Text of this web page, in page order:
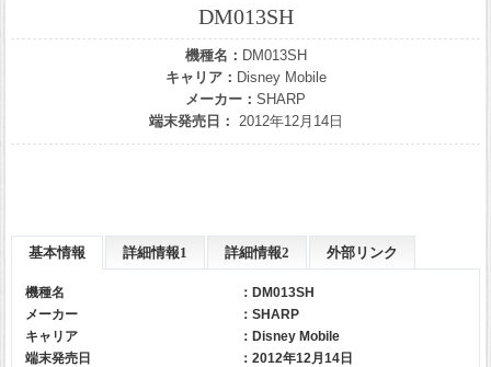
DM013SH
機種名： DM013SH
キャリア： Disney Mobile
メーカー： SHARP
端末発売日： 2012年12月14日
基本情報 詳細情報1 詳細情報2 外部リンク
機種名
：DM013SH
メーカー
： SHARP
キャリア
： Disney Mobile
端末発売日
：2012年12月14日